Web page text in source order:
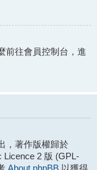
前往會員控制台，進
，著作版權歸於
Licence 2 版 (GPL-
About phpBB 以獲得